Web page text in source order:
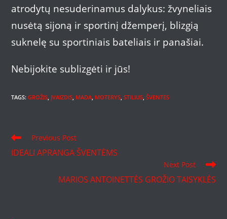
atrodytų nesuderinamus dalykus: žvyneliais
nusėtą sijoną ir sportinį džemperį, blizgią
suknelę su sportiniais bateliais ir panašiai.
Nebijokite sublizgėti ir jūs!
TAGS:GROŽIS, ĮVAIZDIS, MADA, MOTERYS, STILIUS, ŠVENTĖS
Read
articles
Previous Post
IDEALI APRANGA ŠVENTĖMS
Next Post
MARIOS ANTOINETTĖS GROŽIO TAISYKLĖS